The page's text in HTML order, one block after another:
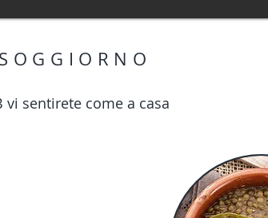
vi sentirete come a casa